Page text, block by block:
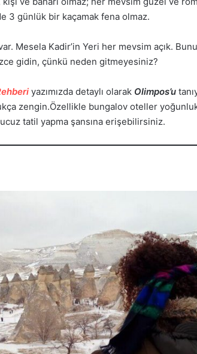
3 günlük bir kaçamak fena olmaz.
Mesela Kadir’in Yeri her mevsim açık.
gidin, çünkü neden gitmeyesiniz?
yazımızda detaylı olarak Olimpos’u
zengin.Özellikle bungalov oteller
tatil yapma şansına erişebilirsiniz.